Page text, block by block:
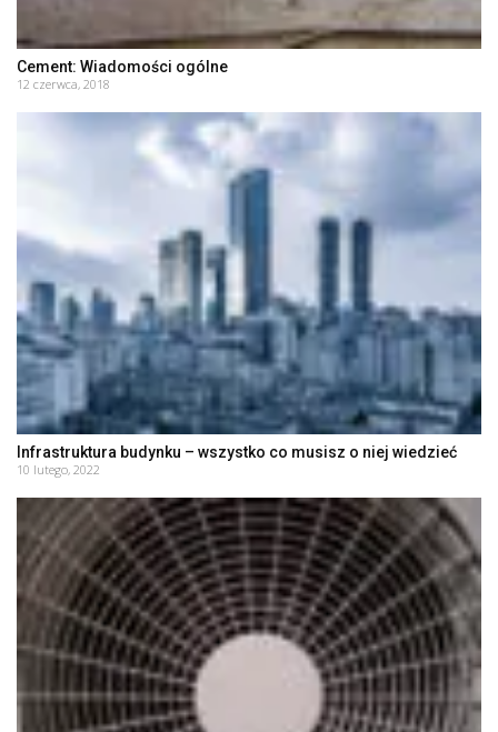
Cement: Wiadomości ogólne
12 czerwca, 2018
Infrastruktura budynku – wszystko co musisz o niej wiedzieć
10 lutego, 2022